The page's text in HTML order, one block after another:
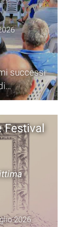
successi
Festival
2026